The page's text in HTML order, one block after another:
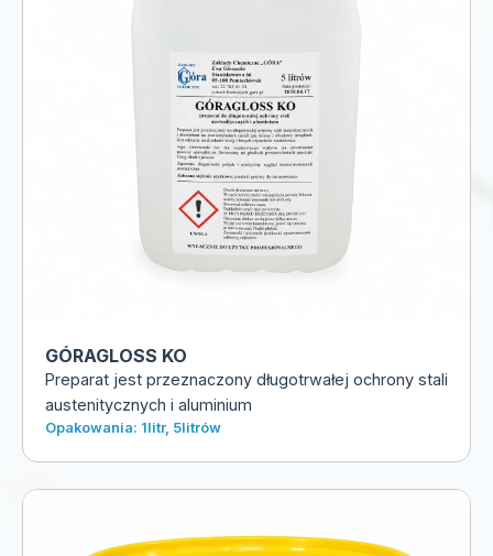
GÓRAGLOSS KO
Preparat jest przeznaczony długotrwałej ochrony stali
austenitycznych i aluminium
Opakowania: 1litr, 5litrów